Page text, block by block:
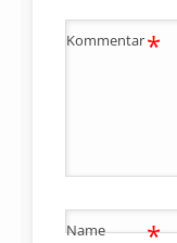
Kommentar*
Name *